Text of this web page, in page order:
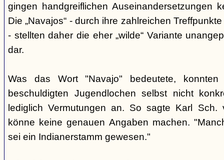
gingen handgreiflichen Auseinandersetzungen
Die „Navajos“ - durch ihre zahlreichen
- stellten daher die eher „wilde“ Variante
dar.
Was das Wort "Navajo" bedeutete, konnten
beschuldigten Jugendlochen selbst nicht
lediglich Vermutungen an. So sagte Karl
könne keine genauen Angaben machen.
sei ein Indianerstamm gewesen."